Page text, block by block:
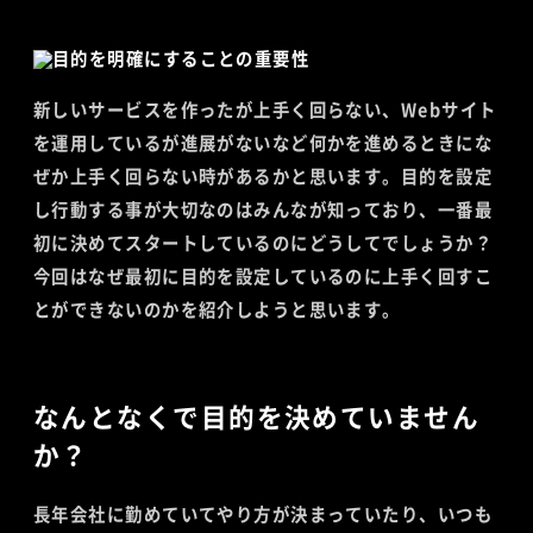
新しいサービスを作ったが上手く回らない、Webサイト
を運用しているが進展がないなど何かを進めるときにな
ぜか上手く回らない時があるかと思います。目的を設定
し行動する事が大切なのはみんなが知っており、一番最
初に決めてスタートしているのにどうしてでしょうか？
今回はなぜ最初に目的を設定しているのに上手く回すこ
とができないのかを紹介しようと思います。
なんとなくで目的を決めていません
か？
長年会社に勤めていてやり方が決まっていたり、いつも